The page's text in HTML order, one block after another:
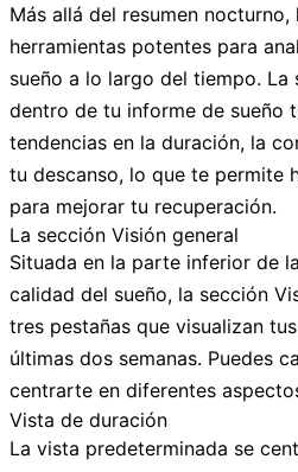
Más allá del resumen
herramientas potentes para
sueño a lo largo del tiempo. La
dentro de tu informe de sueño
tendencias en la duración, la
tu descanso, lo que te permite
para mejorar tu recuperación.
La sección Visión general
Situada en la parte inferior de
calidad del sueño, la sección
tres pestañas que visualizan
últimas dos semanas. Puedes
centrarte en diferentes
Vista de duración
La vista predeterminada se